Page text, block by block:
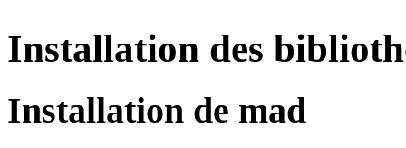
Installation des
Installation de mad